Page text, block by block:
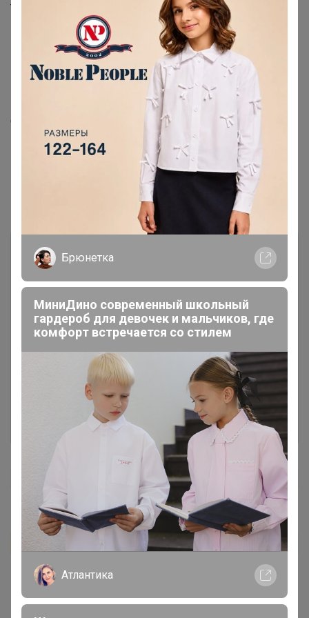
так почему бы не сделать на его основании смесь в
классической обжарке?.. Кофейная Азия, к слову,
передовая — половина всех Q-грейдеров находится в
Южной Корее.
Сам я веду трезвый образ жизни и активно его
пропагандирую, поэтому получившаяся
двусмысленность названия мне крайне приглянулась.
Состав:Эфиопия Сидамо 4 Премиум, Бразилия Сантос
Чтобы написать комментарий необходимо
авторизоваться на сайте!
Это займет меньше минуты
Войти Зарегистрироваться
Автор уже получил заказ!
Еще одна пачка была в подарок.
Цитата: жене кофе больше понравился. Я скажу так
"Если объявят сухой закон, я перейду на этот кофе.
Брюнетка
МиниДино современный школьный
гардероб для девочек и мальчиков, где
комфорт встречается со стилем
Атлантика